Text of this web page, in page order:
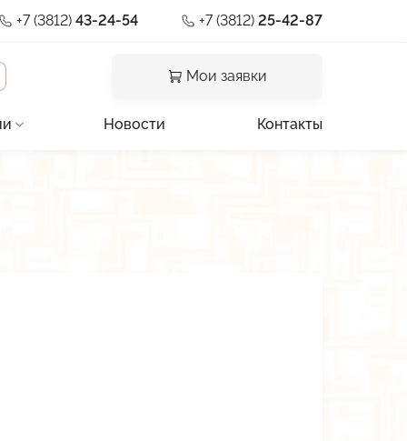
+7 (3812) 43-24-54 +7 (3812) 25-42-87
Мои заявки
Новости Контакты